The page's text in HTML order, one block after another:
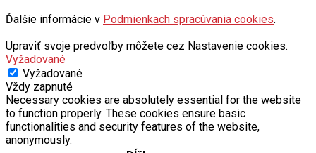
Ďalšie informácie v Podmienkach spracúvania cookies.
Upraviť svoje predvoľby môžete cez Nastavenie cookies.
Vyžadované
Vyžadované
Vždy zapnuté
Necessary cookies are absolutely essential for the website
to function properly. These cookies ensure basic
functionalities and security features of the website,
anonymously.